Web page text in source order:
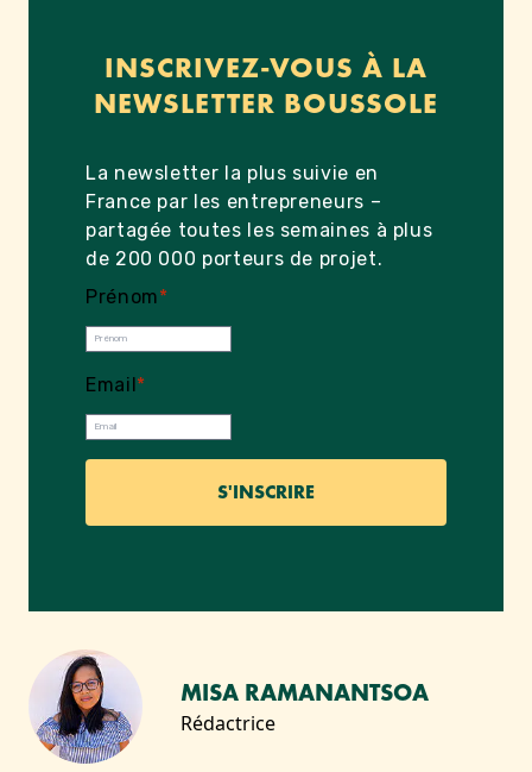
INSCRIVEZ-VOUS À LA
NEWSLETTER BOUSSOLE
La newsletter la plus suivie en
France par les entrepreneurs –
partagée toutes les semaines à plus
de 200 000 porteurs de projet.
Prénom*
Email *
MISA RAMANANTSOA
Rédactrice